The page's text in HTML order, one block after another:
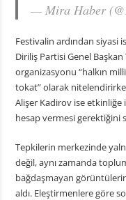
— Mira Haber
Festivalin ardından siyasi
Diriliş Partisi Genel
organizasyonu “halkın
tokat” olarak
Alişer Kadirov ise
hesap vermesi gerektiğini
Tepkilerin merkezinde
değil, aynı zamanda
bağdaşmayan
aldı. Eleştirmenlere göre